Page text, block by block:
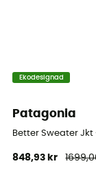
Ekodesignad
Patagonia
Better Sweater
848,93 kr